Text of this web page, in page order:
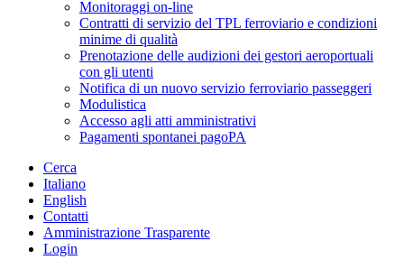
Monitoraggi on-line
Contratti di servizio del TPL ferroviario e condizioni
minime di qualità
Prenotazione delle audizioni dei gestori aeroportuali
con gli utenti
Notifica di un nuovo servizio ferroviario passeggeri
Modulistica
Accesso agli atti amministrativi
Pagamenti spontanei pagoPA
Cerca
Italiano
English
Contatti
Amministrazione Trasparente
Login